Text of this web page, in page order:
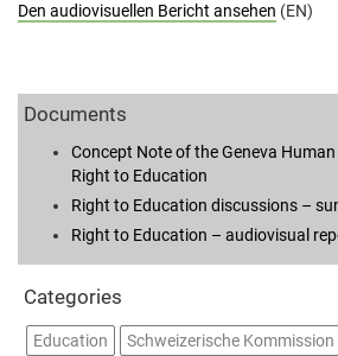
Den audiovisuellen Bericht ansehen (EN)
Documents
Concept Note of the Geneva
Right to Education
Right to Education discussions –
Right to Education – audiovisual
Categories
Education
Schweizerische Kommission